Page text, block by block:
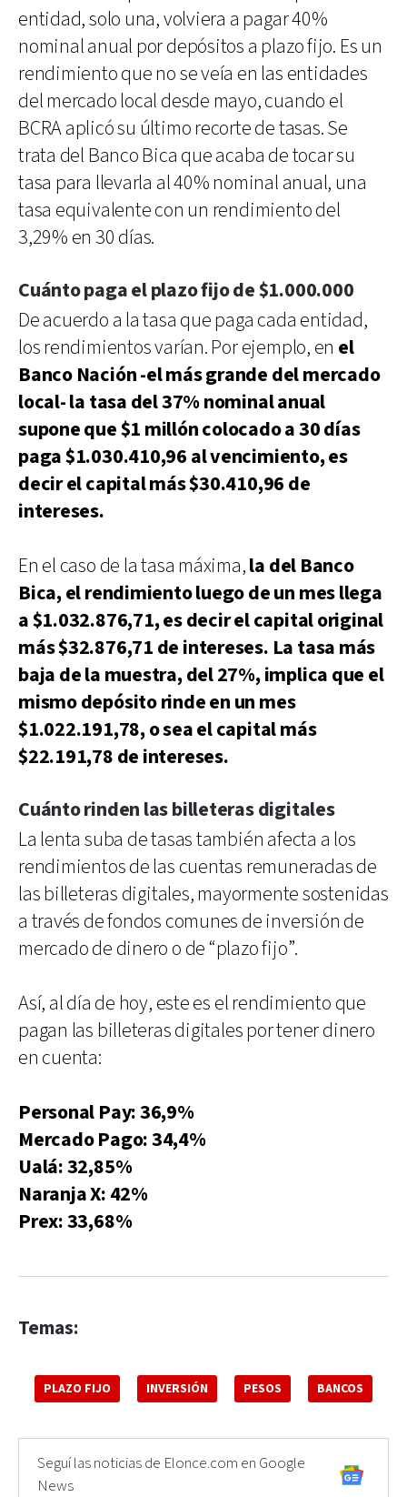
entidad, solo una, volviera a pagar 40%
nominal anual por depósitos a plazo fijo. Es un
rendimiento que no se veía en las entidades
del mercado local desde mayo, cuando el
BCRA aplicó su último recorte de tasas. Se
trata del Banco Bica que acaba de tocar su
tasa para llevarla al 40% nominal anual, una
tasa equivalente con un rendimiento del
3,29% en 30 días.
Cuánto paga el plazo fijo de $1.000.000
De acuerdo a la tasa que paga cada entidad,
los rendimientos varían. Por ejemplo, en el
Banco Nación -el más grande del mercado
local- la tasa del 37% nominal anual
supone que $1 millón colocado a 30 días
paga $1.030.410,96 al vencimiento, es
decir el capital más $30.410,96 de
intereses.
En el caso de la tasa máxima,la del Banco
Bica, el rendimiento luego de un mes llega
a $1.032.876,71, es decir el capital original
más $32.876,71 de intereses. La tasa más
baja de la muestra, del 27%, implica que el
mismo depósito rinde en un mes
$1.022.191,78, o sea el capital más
$22.191,78 de intereses.
Cuánto rinden las billeteras digitales
La lenta suba de tasas también afecta a los
rendimientos de las cuentas remuneradas de
las billeteras digitales, mayormente sostenidas
a través de fondos comunes de inversión de
mercado de dinero o de “plazo fijo”.
Así, al día de hoy, este es el rendimiento que
pagan las billeteras digitales por tener dinero
en cuenta:
Personal Pay: 36,9%
Mercado Pago: 34,4%
Ualá: 32,85%
Naranja X: 42%
Prex: 33,68%
Temas:
PLAZO FIJO INVERSIÓN PESOS BANCOS
Seguí las noticias de Elonce.com en Google
News